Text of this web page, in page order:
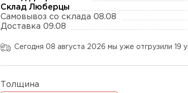
Склад Люберцы
Самовывоз со склада 08.08
Доставка 09.08
Сегодня 08 августа 2026 мы уже отгрузили 19
Толщина